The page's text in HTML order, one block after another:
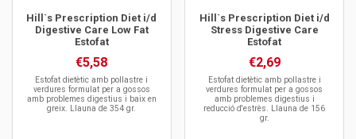
Hill`s Prescription Diet i/d
Digestive Care Low Fat
Estofat
€5,58
Estofat dietètic amb pollastre i
verdures formulat per a gossos
amb problemes digestius i baix en
greix. Llauna de 354 gr.
Hill`s Prescription Diet i/d
Stress Digestive Care
Estofat
€2,69
Estofat dietètic amb pollastre i
verdures formulat per a gossos
amb problemes digestius i
reducció d'estrès. Llauna de 156
gr.